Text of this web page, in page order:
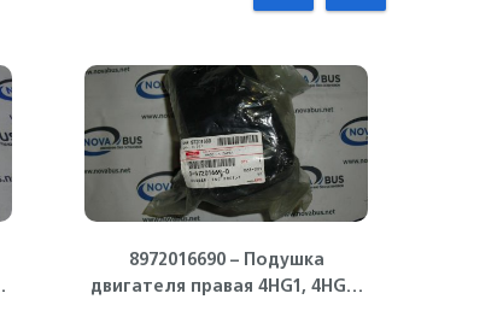
8972016690 – Подушка
двигателя правая 4HG1, 4HG1-